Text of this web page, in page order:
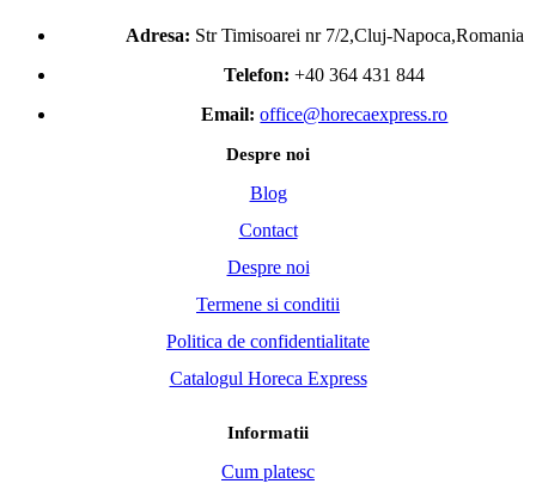
Adresa: Str Timisoarei nr 7/2,Cluj-Napoca,Romania
Telefon: +40 364 431 844
Email: office@horecaexpress.ro
Despre noi
Blog
Contact
Despre noi
Termene si conditii
Politica de confidentialitate
Catalogul Horeca Express
Informatii
Cum platesc